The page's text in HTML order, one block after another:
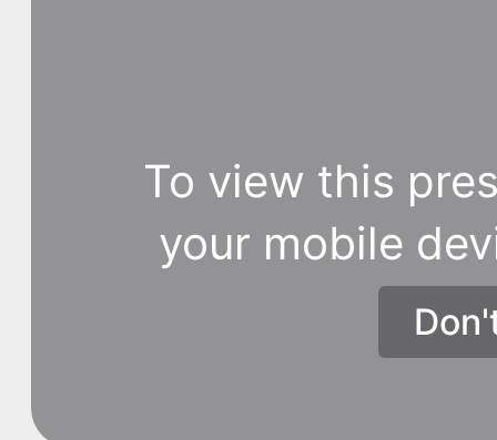
To view this
your mobile